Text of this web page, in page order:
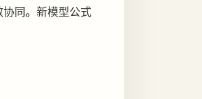
同。新模型公式